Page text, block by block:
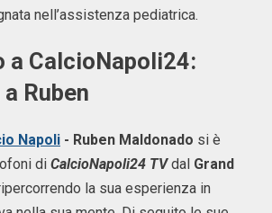
nell’assistenza pediatrica.
a CalcioNapoli24:
Ruben
Napoli - Ruben Maldonado si è
di CalcioNapoli24 TVdal Grand
la sua esperienza in